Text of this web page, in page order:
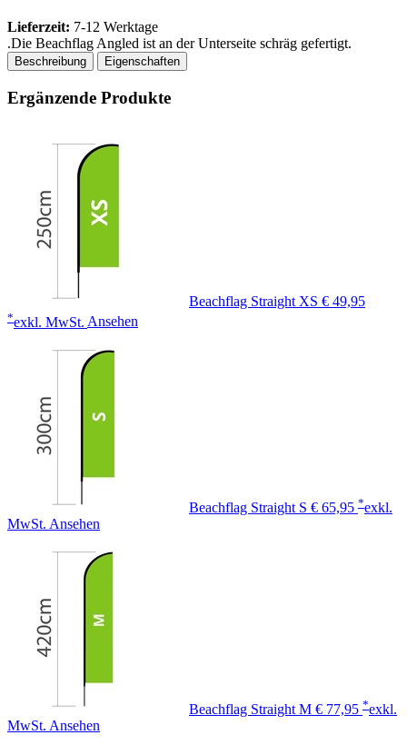
Lieferzeit: 7-12 Werktage
.Die Beachflag Angled ist an der Unterseite schräg gefertigt.
Beschreibung Eigenschaften
Ergänzende Produkte
Beachflag Straight XS € 49,95
*exkl. MwSt. Ansehen
Beachflag Straight S € 65,95 *exkl.
MwSt. Ansehen
Beachflag Straight M € 77,95 *exkl.
MwSt. Ansehen